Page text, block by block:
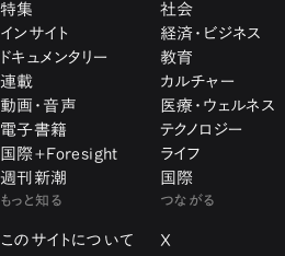
特集
インサイト
ドキュメンタリー
連載
動画・音声
電子書籍
国際+Foresight
週刊新潮
社会
経済・ビジネス
教育
カルチャー
医療・ウェルネス
テクノロジー
ライフ
国際
もっと知る
このサイトについて
つながる
X